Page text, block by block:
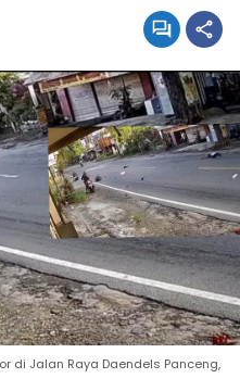
di Jalan Raya Daendels Panceng,